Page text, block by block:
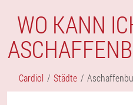
WO KANN
Cardiol Städte